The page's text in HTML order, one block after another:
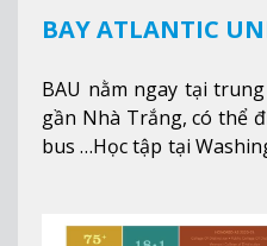
BAY ATLANTIC
BAU nằm ngay tại
gần Nhà Trắng, có thể
bus …Học tập tại
nghiệp ở Mỹ, #7 thành